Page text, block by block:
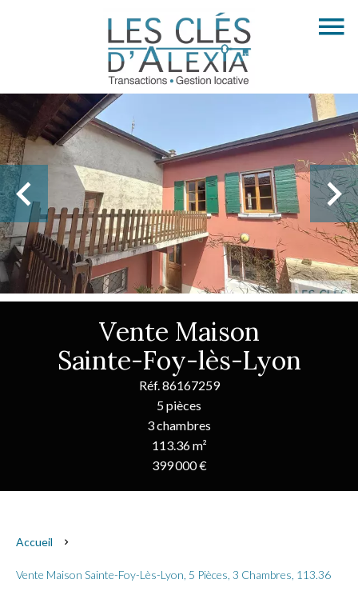
Vente Maison
Sainte-Foy-lès-Lyon
Réf. 86167259
5 pièces
3 chambres
113.36 m²
399 000 €
Accueil
Vente Maison Sainte-Foy-Lès-Lyon, 5 Pièces, 3 Chambres, 113.36